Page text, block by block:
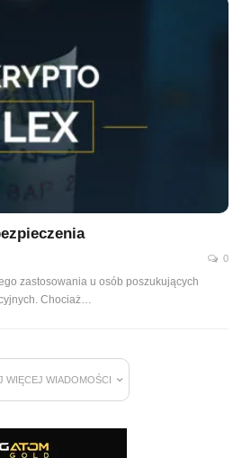
0
zastosowania u osób poszukujących
Chociaż…
WIĘCEJ WIADOMOŚCI